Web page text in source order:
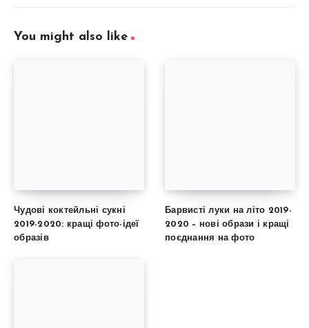
You might also like
Чудові коктейльні сукні
2019-2020: кращі фото-ідеї
образів
Барвисті луки на літо 2019-
2020 – нові образи і кращі
поєднання на фото